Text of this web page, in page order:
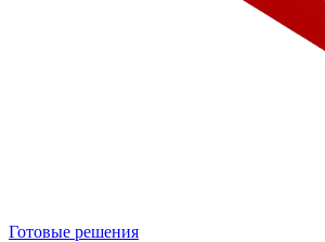
Готовые решения